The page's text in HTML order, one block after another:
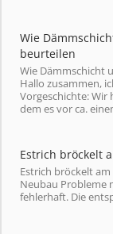
Wie
beurteilen
Wie Dämmschicht
Hallo zusammen,
Vorgeschichte: Wir
dem es vor ca.
Estrich bröckelt
Estrich bröckelt
Neubau Probleme
fehlerhaft. Die